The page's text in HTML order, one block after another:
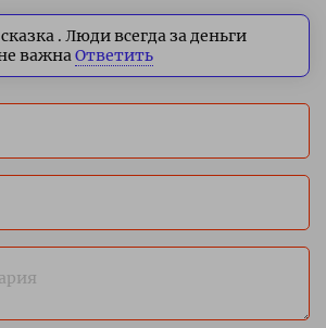
. Люди всегда за деньги
важна Ответить